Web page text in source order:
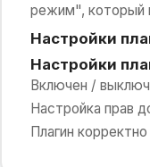
режим", который
Настройки
Настройки
Включен /
Настройка прав
Плагин